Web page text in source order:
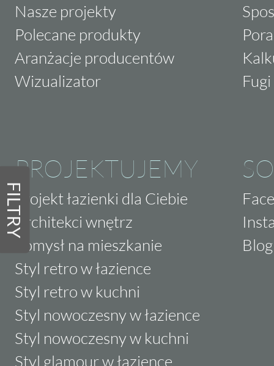
FILTRY
Nasze projekty
Polecane produkty
Aranżacje producentów
Wizualizator
PROJEKTUJEMY
Projekt łazienki dla Ciebie
Architekci wnętrz
Pomysł na mieszkanie
Styl retro w łazience
Styl retro w kuchni
Styl nowoczesny w łazience
Styl nowoczesny w kuchni
Styl glamour w łazience
Blog